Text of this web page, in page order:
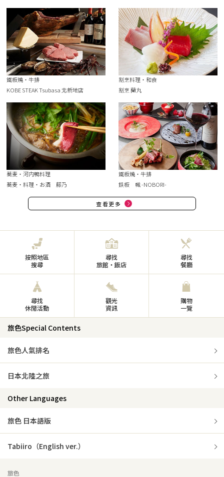
鐵板燒・牛排
KOBE STEAK Tsubasa 北新地店
割烹料理・和食
割烹 蘭丸
蕎麦・河内鴨料理
蕎麦・料理・お酒 藤乃
鐵板燒・牛排
鉄板 幟 -NOBORI-
查看更多
按照地區
搜尋
尋找
旅館・飯店
尋找
餐廳
尋找
休閒活動
觀光
資訊
購物
一覽
旅色Special Contents
旅色人氣排名
日本北陸之旅
Other Languages
旅色 日本語版
Tabiiro（English ver.）
旅色